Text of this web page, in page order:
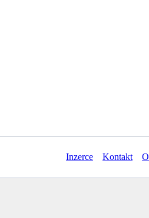
Inzerce Kontakt